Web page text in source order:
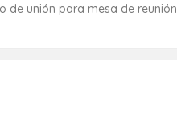
de unión para mesa de reunión